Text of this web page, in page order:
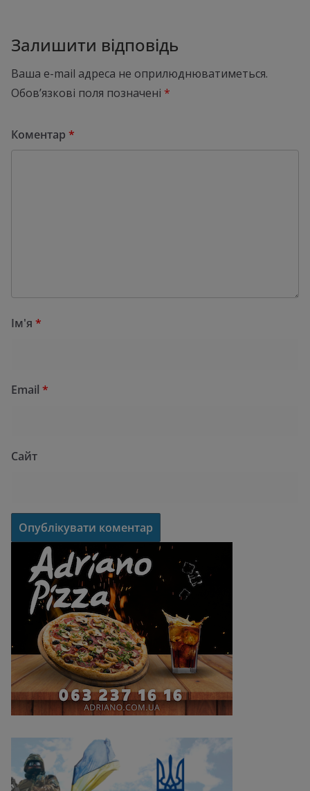
Залишити відповідь
Ваша e-mail адреса не оприлюднюватиметься.
Обов’язкові поля позначені *
Коментар *
Ім'я *
Email *
Сайт